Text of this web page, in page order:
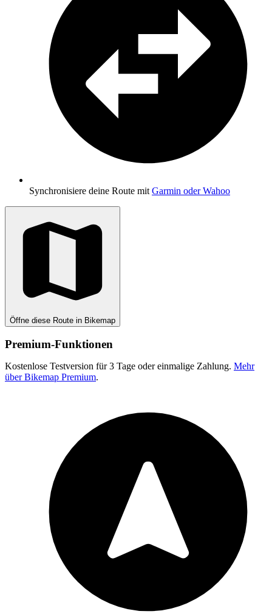
Synchronisiere deine Route mit Garmin oder Wahoo
Öffne diese Route in Bikemap
Premium-Funktionen
Kostenlose Testversion für 3 Tage oder einmalige Zahlung. Mehr
über Bikemap Premium.